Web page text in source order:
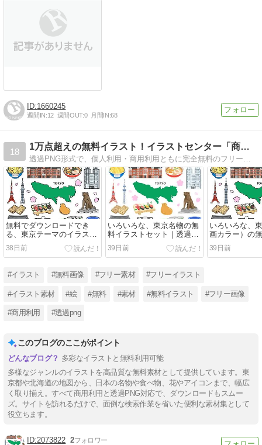
1660245
週間IN:12 週間OUT:0 月間IN:68
18
1万点超えの無料イラスト！イラストセンター「商用利用可」
無料でダウンロードでき
る、東京テーマのイラスト
セット【都道府県別シリー
ズ】（商用利用可能・フリ
ー素材）
38日前
いろいろな、東京名物の無
料イラストセット｜透過
PNG・商用利用OK
39日前
いろいろな、
画カラー）の
セット｜透過
用OK
39日前
#イラスト #無料画像 #フリー素材 #フリーイラスト
#イラスト素材 #絵 #無料 #素材 #無料イラスト #フリー画像
#商用利用 #透過png
このブログのここがポイント
多彩なイラストと無料利用可能
多様なジャンルのイラストを高品質な無料素材として提供しています。東
京都や北海道の地図から、日本の名物や食べ物、花やアイコンまで、幅広
く取り揃え。すべて商用利用と透過PNG対応で、ダウンロードもスムー
ズ。サイトを訪れるだけで、面倒な検索作業を省いた便利な素材集として
役立ちます。
2073822 2